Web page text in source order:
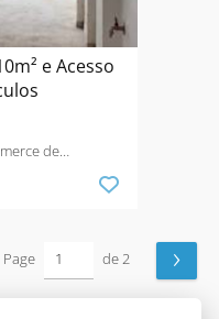
e Acesso
de
Page de 2 ›